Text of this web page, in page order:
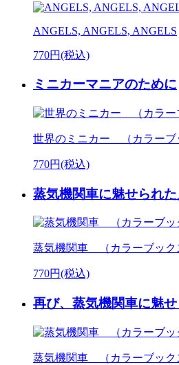
ANGELS, ANGELS, ANGELS
770円(税込)
ミニカーマニアのために
世界のミニカー （カラーブ
770円(税込)
蒸気機関車に魅せられ
蒸気機関車 （カラーブック
770円(税込)
再び、蒸気機関車に魅
蒸気機関車 （カラーブック